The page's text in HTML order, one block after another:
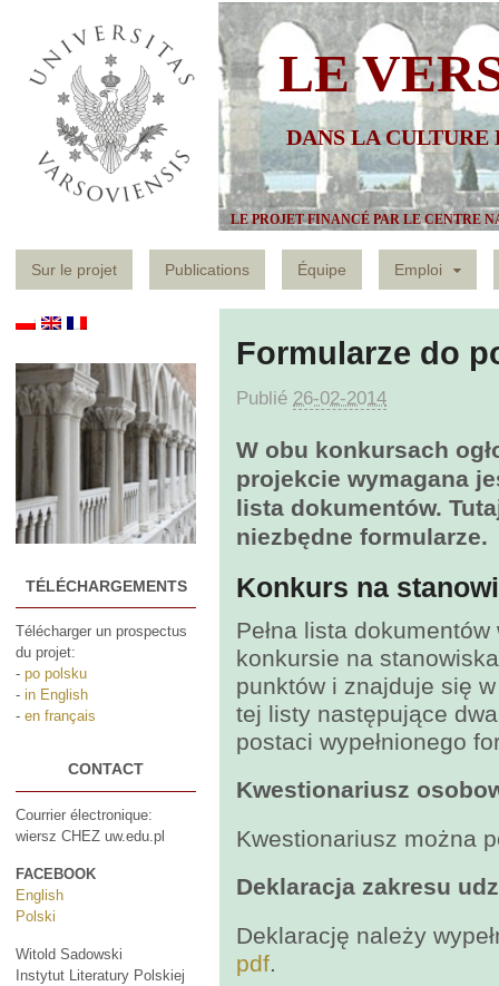
LE
DANS LA CULTURE
LE PROJET FINANCÉ PAR LE CENTRE
Sur le projet Publications Équipe Emploi
Formularze do
Publié 26-02-2014
W obu konkursach
projekcie wymagana
lista dokumentów.
niezbędne formularze.
Konkurs na
Pełna lista
konkursie na
punktów i znajduje się
tej listy następujące
postaci wypełnionego
Kwestionariusz
Kwestionariusz można
Deklaracja zakresu
Deklarację należy
pdf
TÉLÉCHARGEMENTS
Télécharger un prospectus
du projet:
- po polsku
- in English
- en français
CONTACT
Courrier électronique:
wiersz CHEZ uw.edu.pl
FACEBOOK
English
Polski
Witold Sadowski
Instytut Literatury Polskiej